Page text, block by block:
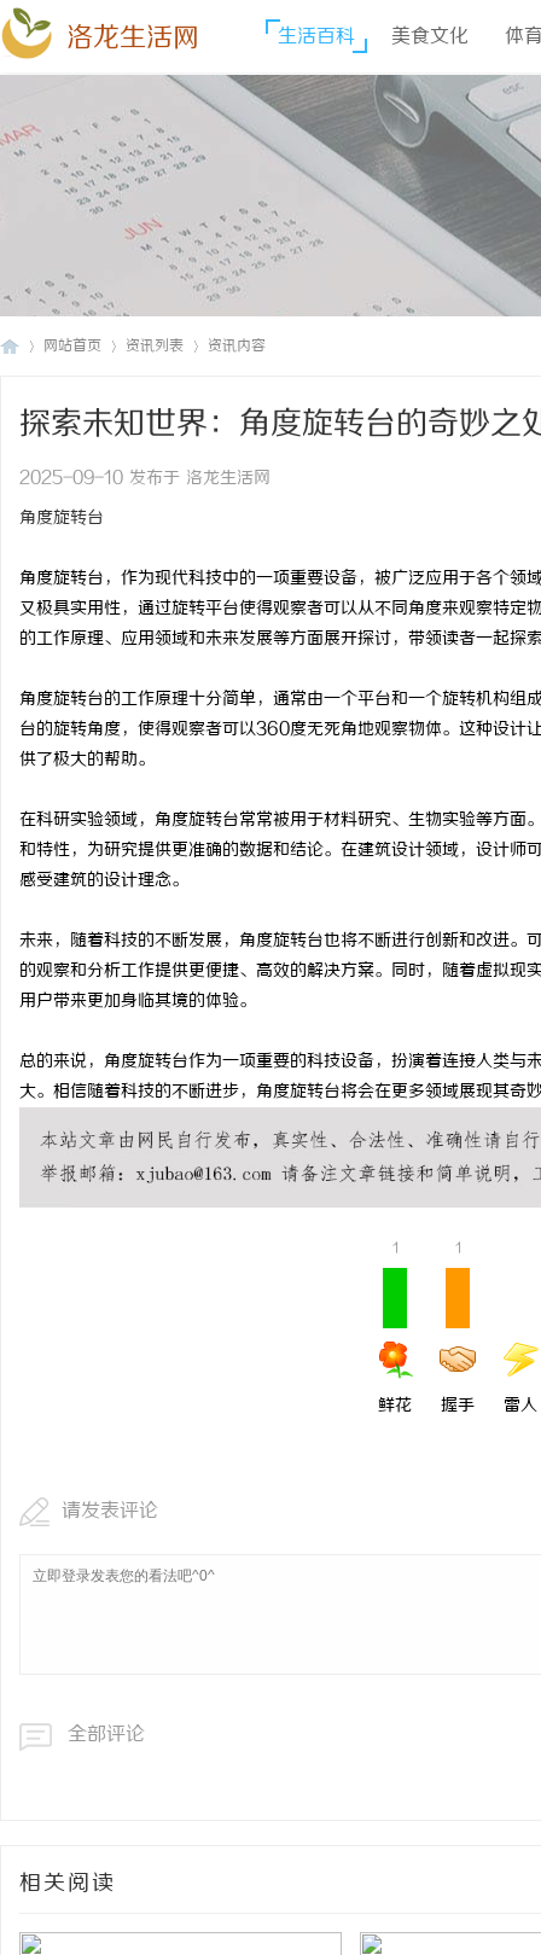
洛龙生活网 生活百科 美食文化 体
网站首页 资讯列表 资讯内容
探索未知世界：角度旋转台的奇妙之
2025-09-10 发布于 洛龙生活网
角度旋转台
角度旋转台，作为现代科技中的一项重要设备，被广泛应用于各个
又极具实用性，通过旋转平台使得观察者可以从不同角度来观察特
的工作原理、应用领域和未来发展等方面展开探讨，带领读者一起探
角度旋转台的工作原理十分简单，通常由一个平台和一个旋转机构
台的旋转角度，使得观察者可以360度无死角地观察物体。这种设计
供了极大的帮助。
在科研实验领域，角度旋转台常常被用于材料研究、生物实验等方
和特性，为研究提供更准确的数据和结论。在建筑设计领域，设计
感受建筑的设计理念。
未来，随着科技的不断发展，角度旋转台也将不断进行创新和改进
的观察和分析工作提供更便捷、高效的解决方案。同时，随着虚拟
用户带来更加身临其境的体验。
总的来说，角度旋转台作为一项重要的科技设备，扮演着连接人类
大。相信随着科技的不断进步，角度旋转台将会在更多领域展现其奇
1
鲜花
1
握手 雷人
请发表评论
全部评论
相关阅读
秘！专业充电桩项目软件开发商，究竟藏着
些行业秘诀？
激光切管机：现代制造